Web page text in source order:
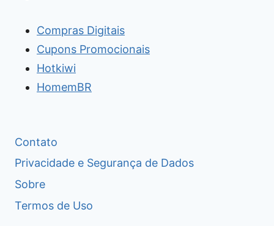
Compras Digitais
Cupons Promocionais
Hotkiwi
HomemBR
Contato
Privacidade e Segurança de Dados
Sobre
Termos de Uso